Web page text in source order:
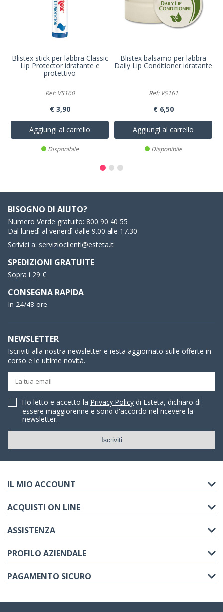
Blistex stick per labbra Classic
Lip Protector idratante e
protettivo
Ref: VS160
€ 3,90
Aggiungi al carrello
Disponibile
Blistex balsamo per labbra
Daily Lip Conditioner idratante
Ref: VS161
€ 6,50
Aggiungi al carrello
Disponibile
BISOGNO DI AIUTO?
Numero Verde gratuito: 800 90 40 55
Dal lunedì al venerdì dalle 9.00 alle 17.30
Scrivici a: servizioclienti@esteta.it
SPEDIZIONI GRATUITE
Sopra i 29 €
CONSEGNA RAPIDA
In 24/48 ore
NEWSLETTER
Iscriviti alla nostra newsletter e resta aggiornato sulle offerte in
corso e le ultime novità.
Ho letto e accetto la Privacy Policy di Esteta, dichiaro di
essere maggiorenne e sono d'accordo nel ricevere la
newsletter.
IL MIO ACCOUNT
ACQUISTI ON LINE
ASSISTENZA
PROFILO AZIENDALE
PAGAMENTO SICURO